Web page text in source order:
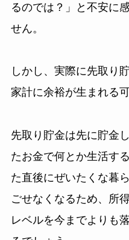
るのでは？」と不安に
せん。
しかし、実際に先取り
家計に余裕が生まれる
先取り貯金は先に貯金
たお金で何とか生活す
た直後にぜいたくな暮
ごせなくなるため、所
レベルを今までよりも